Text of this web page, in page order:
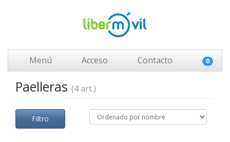
Menú Acceso Contacto 0
Paelleras (4 art.)
Filtro